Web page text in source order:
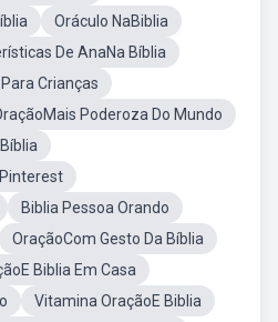
Oráculo NaBiblia
De AnaNa Bíblia
Crianças
Poderoza Do Mundo
Biblia Pessoa Orando
OraçãoCom Gesto Da Bíblia
Biblia Em Casa
Vitamina OraçãoE Biblia